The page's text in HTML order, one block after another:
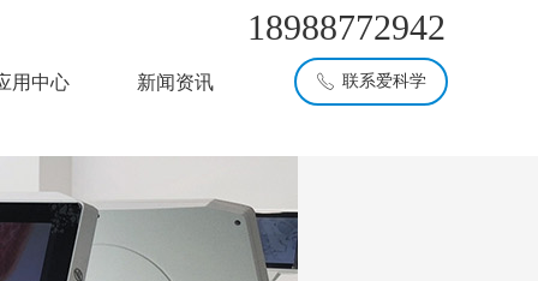
用中心 新闻资讯 ꂅ 联系爱科学
18988772942